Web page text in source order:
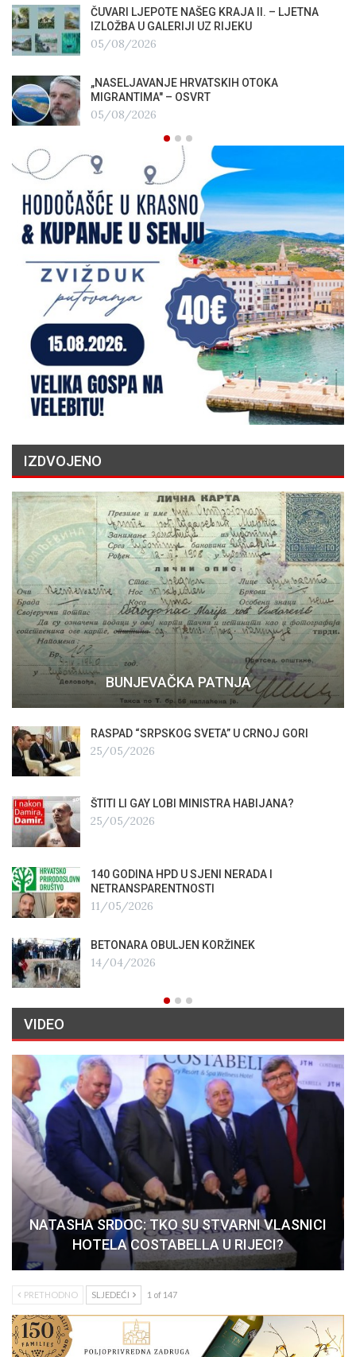
ČUVARI LJEPOTE NAŠEG KRAJA II. – LJETNA
IZLOŽBA U GALERIJI UZ RIJEKU
05/08/2026
„NASELJAVANJE HRVATSKIH OTOKA
MIGRANTIMA″ – OSVRT
05/08/2026
IZDVOJENO
BUNJEVAČKA PATNJA
RASPAD “SRPSKOG SVETA” U CRNOJ GORI
25/05/2026
ŠTITI LI GAY LOBI MINISTRA HABIJANA?
25/05/2026
140 GODINA HPD U SJENI NERADA I
NETRANSPARENTNOSTI
11/05/2026
BETONARA OBULJEN KORŽINEK
14/04/2026
VIDEO
NATASHA SRDOC: TKO SU STVARNI VLASNICI
HOTELA COSTABELLA U RIJECI?
PRETHODNO SLJEDEĆI 1 of 147